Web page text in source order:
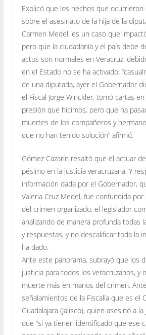
Explicó que los hechos que ocurrieron
sobre el asesinato de la hija de la
Carmen Medel, es un caso que
pero que la ciudadanía y el país debe
actos son normales en Veracruz,
en el Estado no se ha activado,
de una diputada, ayer el Gobernador
el Fiscal Jorge Winckler, tomó cartas
presión que hicimos, pero que ha
muertes de los compañeros y
que no han tenido solución” afirmó.
Gómez Cazarín resaltó que el actuar
pésimo en la justicia veracruzana. Y
información dada por el Gobernador,
Valeria Cruz Medel, fue confundida
del crimen organizado, el legislador
analizando de manera profunda todas
y respuestas, y no descalificar toda la
ha dado.
Ante este panorama, subrayó que los
justicia para todos los veracruzanos, y
muerte más en manos del crimen.
señalamientos de la Fiscalía que es el
Guadalajara (Jalisco), quien asesinó a
que “si ya tienen identificado que ese